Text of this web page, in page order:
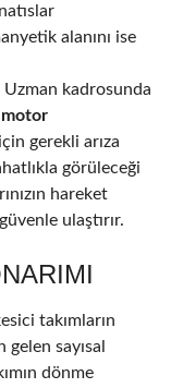
alanını ise
Uzman kadrosunda
gerekli arıza
görüleceği
hareket
ulaştırır.
takımların
gelen sayısal
dönme